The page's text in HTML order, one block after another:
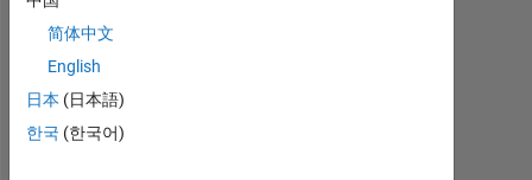
0
简体中文
English
日本 (日本語)
한국 (한국어)